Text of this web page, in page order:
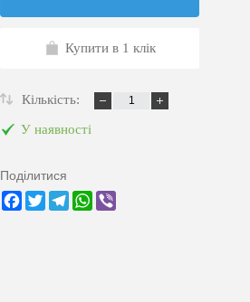
Купити в 1 клік
Кількість:
У наявності
Поділитися
Facebook
TwitterTelegramWhatsApp